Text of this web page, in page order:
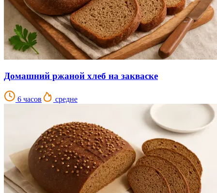
Домашний ржаной хлеб на закваске
6 часов средне